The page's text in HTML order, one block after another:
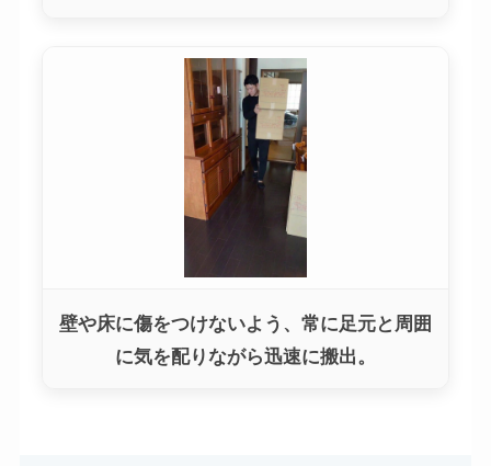
壁や床に傷をつけないよう、常に足元と周囲
に気を配りながら迅速に搬出。